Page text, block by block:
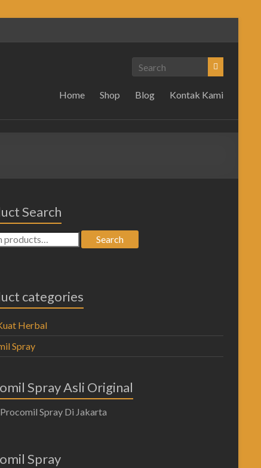
Home Shop Blog Kontak Kami
Search
Search
categories
Herbal
Spray
Spray Asli Original
Spray